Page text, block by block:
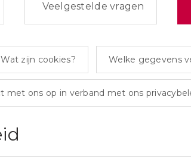
Veelgestelde vragen
Wat zijn cookies? Welke gegevens
met ons op in verband met ons